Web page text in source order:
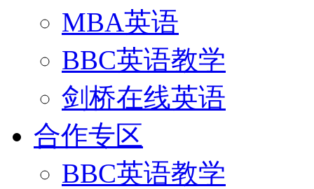
MBA英语
BBC英语教学
剑桥在线英语
合作专区
BBC英语教学